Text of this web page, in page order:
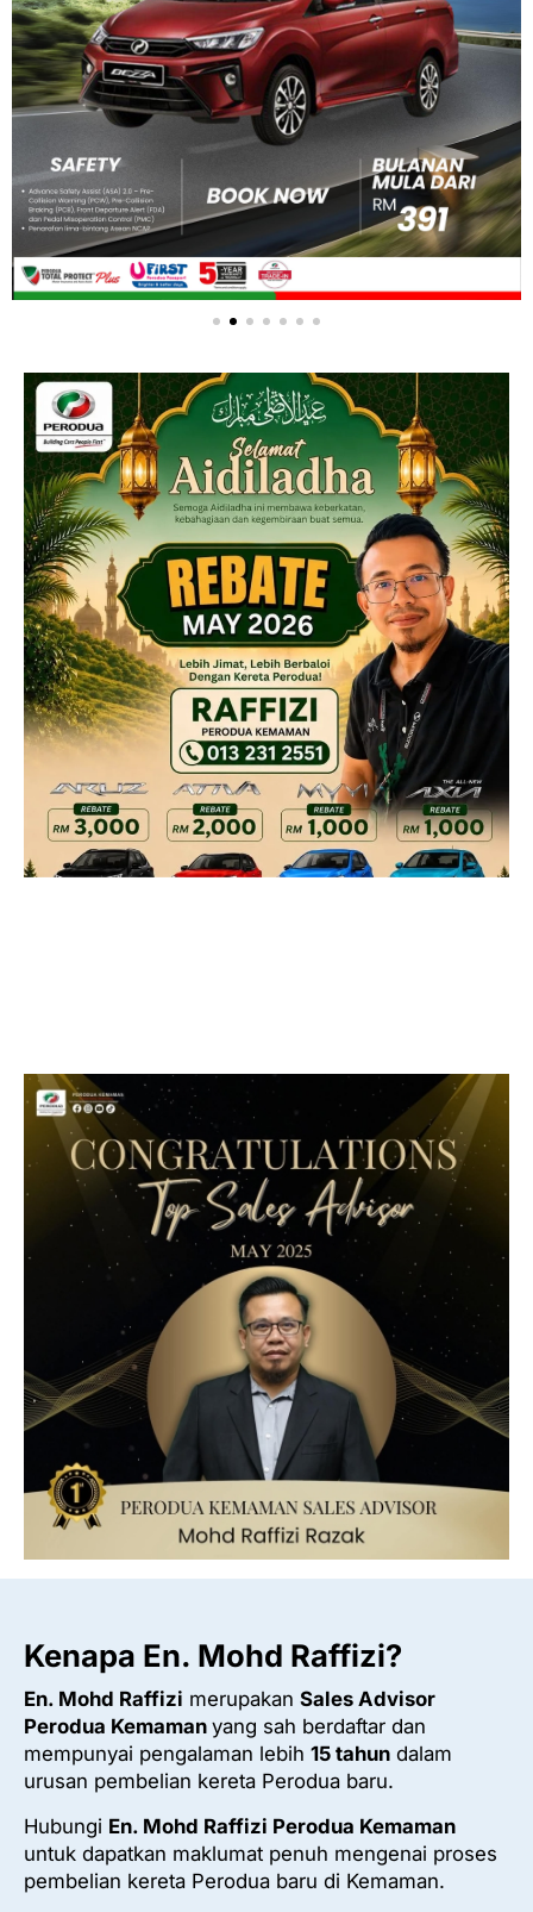
Kenapa En. Mohd Raffizi?
En. Mohd Raffizi merupakan Sales Advisor
Perodua Kemaman yang sah berdaftar dan
mempunyai pengalaman lebih 15 tahun dalam
urusan pembelian kereta Perodua baru.
Hubungi En. Mohd Raffizi Perodua Kemaman
untuk dapatkan maklumat penuh mengenai proses
pembelian kereta Perodua baru di Kemaman.